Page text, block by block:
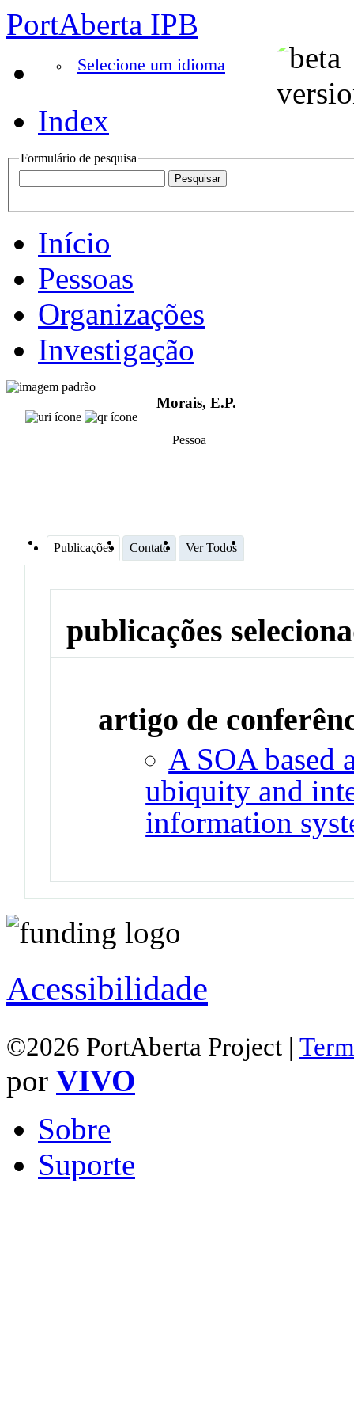
PortAberta IPB
Selecione um idioma
Index
Formulário de pesquisa
Início
Pessoas
Organizações
Investigação
Morais, E.P.
Pessoa
Publicações Contato Ver Todos
publicações
artigo de
A SOA based
ubiquity and
information
Acessibilidade
©2026 PortAberta Project |
por VIVO
Sobre
Suporte